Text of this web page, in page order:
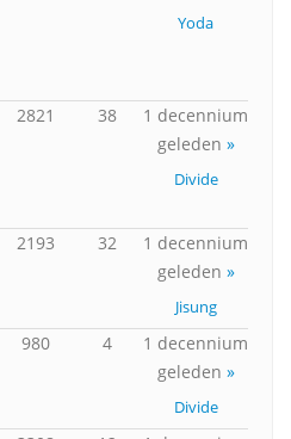
Yoda
2821 38
1 decennium
geleden »
Divide
2193 32
1 decennium
geleden »
Jisung
980 4
1 decennium
geleden »
Divide